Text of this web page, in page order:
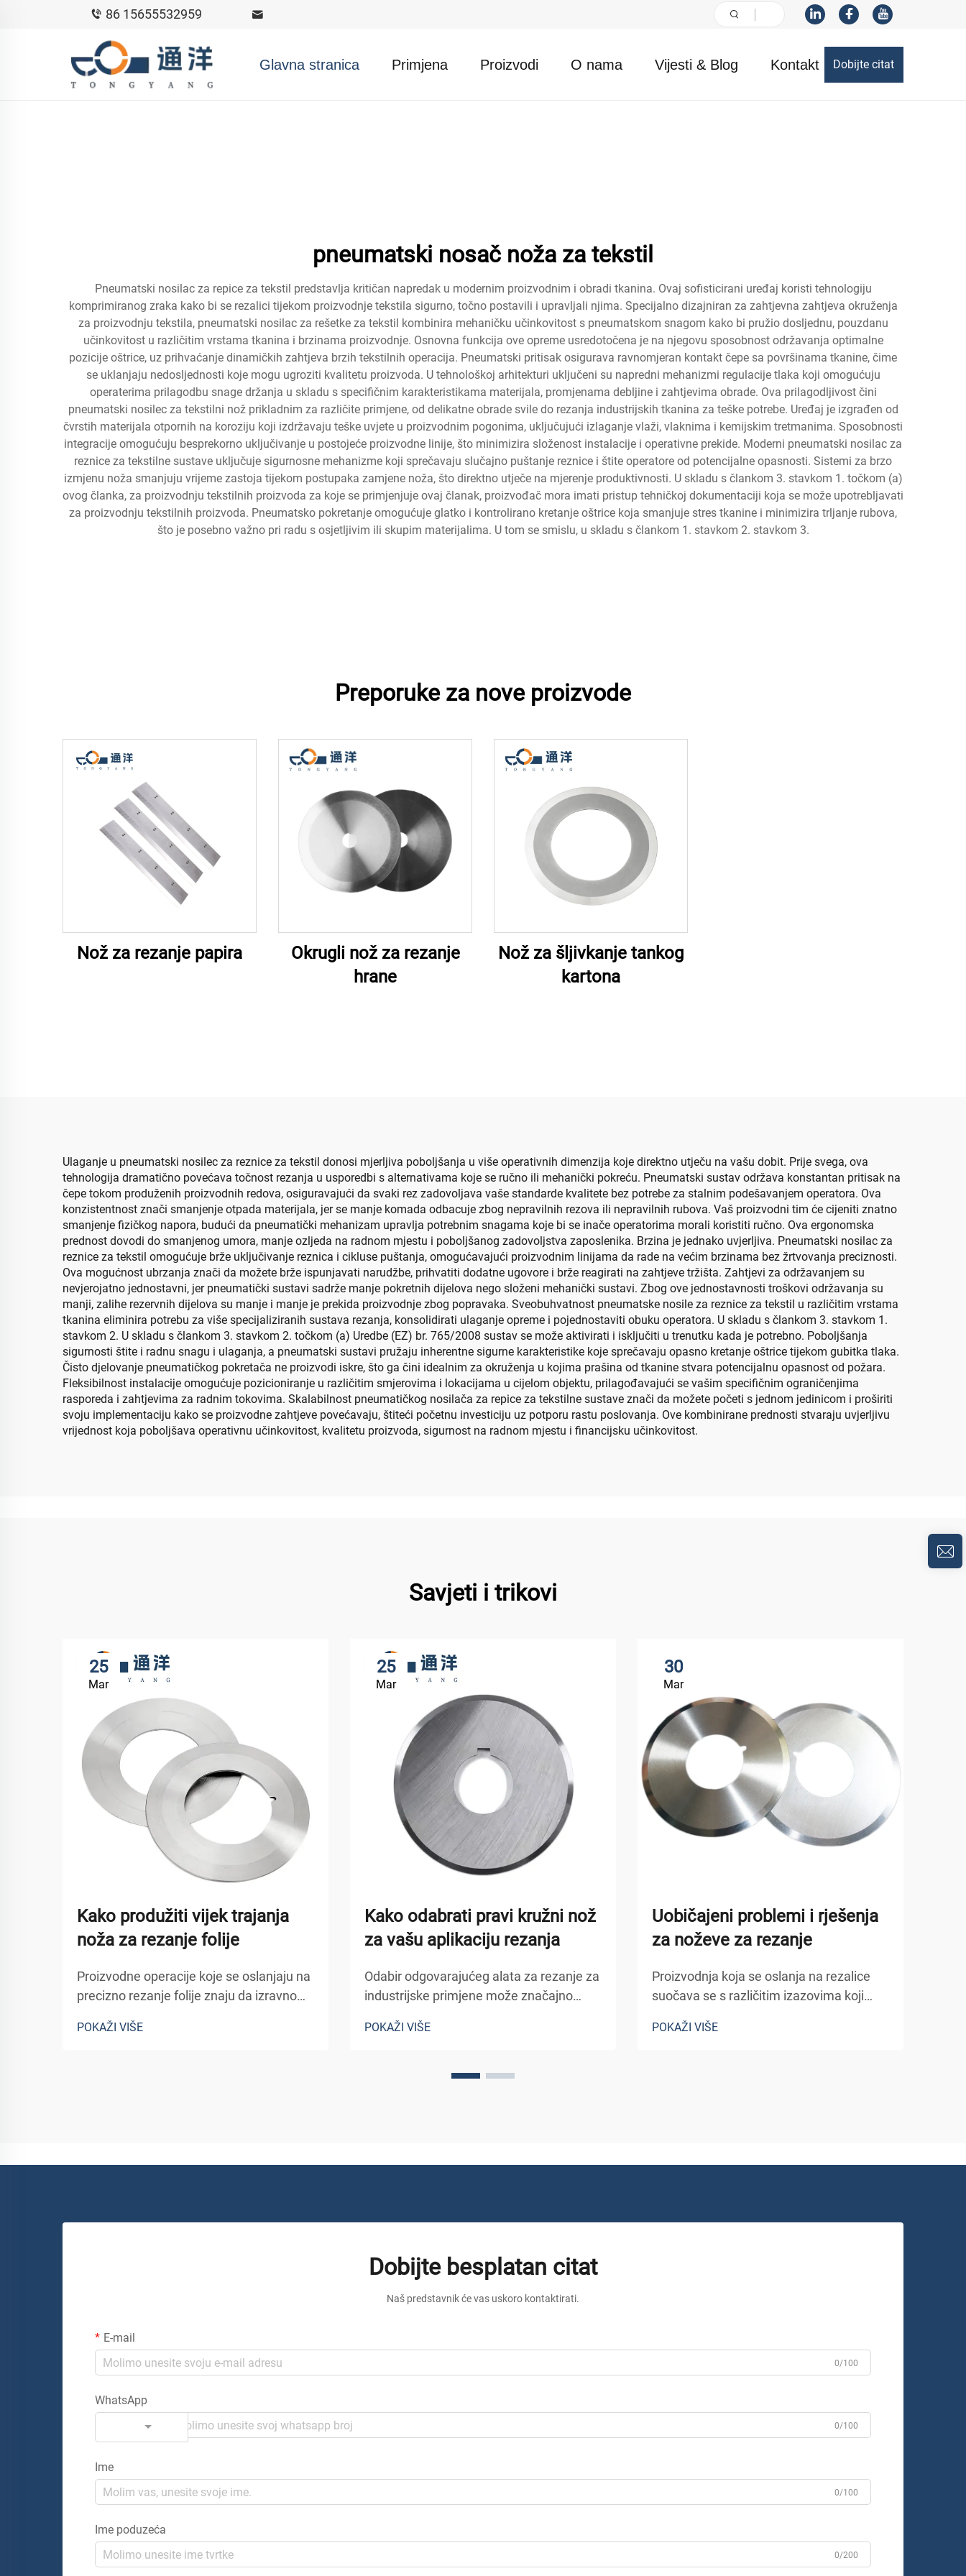
86 15655532959
Glavna stranica Primjena Proizvodi O nama Vijesti & Blog Kontakt Dobijte citat
pneumatski nosač noža za tekstil
Pneumatski nosilac za repice za tekstil predstavlja kritičan napredak u modernim proizvodnim i obradi tkanina. Ovaj sofisticirani uređaj koristi tehnologiju
komprimiranog zraka kako bi se rezalici tijekom proizvodnje tekstila sigurno, točno postavili i upravljali njima. Specijalno dizajniran za zahtjevna zahtjeva okruženja
za proizvodnju tekstila, pneumatski nosilac za rešetke za tekstil kombinira mehaničku učinkovitost s pneumatskom snagom kako bi pružio dosljednu, pouzdanu
učinkovitost u različitim vrstama tkanina i brzinama proizvodnje. Osnovna funkcija ove opreme usredotočena je na njegovu sposobnost održavanja optimalne
pozicije oštrice, uz prihvaćanje dinamičkih zahtjeva brzih tekstilnih operacija. Pneumatski pritisak osigurava ravnomjeran kontakt čepe sa površinama tkanine, čime
se uklanjaju nedosljednosti koje mogu ugroziti kvalitetu proizvoda. U tehnološkoj arhitekturi uključeni su napredni mehanizmi regulacije tlaka koji omogućuju
operaterima prilagodbu snage držanja u skladu s specifičnim karakteristikama materijala, promjenama debljine i zahtjevima obrade. Ova prilagodljivost čini
pneumatski nosilec za tekstilni nož prikladnim za različite primjene, od delikatne obrade svile do rezanja industrijskih tkanina za teške potrebe. Uređaj je izgrađen od
čvrstih materijala otpornih na koroziju koji izdržavaju teške uvjete u proizvodnim pogonima, uključujući izlaganje vlaži, vlaknima i kemijskim tretmanima. Sposobnosti
integracije omogućuju besprekorno uključivanje u postojeće proizvodne linije, što minimizira složenost instalacije i operativne prekide. Moderni pneumatski nosilac za
reznice za tekstilne sustave uključuje sigurnosne mehanizme koji sprečavaju slučajno puštanje reznice i štite operatore od potencijalne opasnosti. Sistemi za brzo
izmjenu noža smanjuju vrijeme zastoja tijekom postupaka zamjene noža, što direktno utječe na mjerenje produktivnosti. U skladu s člankom 3. stavkom 1. točkom (a)
ovog članka, za proizvodnju tekstilnih proizvoda za koje se primjenjuje ovaj članak, proizvođač mora imati pristup tehničkoj dokumentaciji koja se može upotrebljavati
za proizvodnju tekstilnih proizvoda. Pneumatsko pokretanje omogućuje glatko i kontrolirano kretanje oštrice koja smanjuje stres tkanine i minimizira trljanje rubova,
što je posebno važno pri radu s osjetljivim ili skupim materijalima. U tom se smislu, u skladu s člankom 1. stavkom 2. stavkom 3.
Preporuke za nove proizvode
Nož za rezanje papira
Okrugli nož za rezanje
hrane
Nož za šljivkanje tankog
kartona
Ulaganje u pneumatski nosilec za reznice za tekstil donosi mjerljiva poboljšanja u više operativnih dimenzija koje direktno utječu na vašu dobit. Prije svega, ova
tehnologija dramatično povećava točnost rezanja u usporedbi s alternativama koje se ručno ili mehanički pokreću. Pneumatski sustav održava konstantan pritisak na
čepe tokom produženih proizvodnih redova, osiguravajući da svaki rez zadovoljava vaše standarde kvalitete bez potrebe za stalnim podešavanjem operatora. Ova
konzistentnost znači smanjenje otpada materijala, jer se manje komada odbacuje zbog nepravilnih rezova ili nepravilnih rubova. Vaš proizvodni tim će cijeniti znatno
smanjenje fizičkog napora, budući da pneumatički mehanizam upravlja potrebnim snagama koje bi se inače operatorima morali koristiti ručno. Ova ergonomska
prednost dovodi do smanjenog umora, manje ozljeda na radnom mjestu i poboljšanog zadovoljstva zaposlenika. Brzina je jednako uvjerljiva. Pneumatski nosilac za
reznice za tekstil omogućuje brže uključivanje reznica i cikluse puštanja, omogućavajući proizvodnim linijama da rade na većim brzinama bez žrtvovanja preciznosti.
Ova mogućnost ubrzanja znači da možete brže ispunjavati narudžbe, prihvatiti dodatne ugovore i brže reagirati na zahtjeve tržišta. Zahtjevi za održavanjem su
nevjerojatno jednostavni, jer pneumatički sustavi sadrže manje pokretnih dijelova nego složeni mehanički sustavi. Zbog ove jednostavnosti troškovi održavanja su
manji, zalihe rezervnih dijelova su manje i manje je prekida proizvodnje zbog popravaka. Sveobuhvatnost pneumatske nosile za reznice za tekstil u različitim vrstama
tkanina eliminira potrebu za više specijaliziranih sustava rezanja, konsolidirati ulaganje opreme i pojednostaviti obuku operatora. U skladu s člankom 3. stavkom 1.
stavkom 2. U skladu s člankom 3. stavkom 2. točkom (a) Uredbe (EZ) br. 765/2008 sustav se može aktivirati i isključiti u trenutku kada je potrebno. Poboljšanja
sigurnosti štite i radnu snagu i ulaganja, a pneumatski sustavi pružaju inherentne sigurne karakteristike koje sprečavaju opasno kretanje oštrice tijekom gubitka tlaka.
Čisto djelovanje pneumatičkog pokretača ne proizvodi iskre, što ga čini idealnim za okruženja u kojima prašina od tkanine stvara potencijalnu opasnost od požara.
Fleksibilnost instalacije omogućuje pozicioniranje u različitim smjerovima i lokacijama u cijelom objektu, prilagođavajući se vašim specifičnim ograničenjima
rasporeda i zahtjevima za radnim tokovima. Skalabilnost pneumatičkog nosilača za repice za tekstilne sustave znači da možete početi s jednom jedinicom i proširiti
svoju implementaciju kako se proizvodne zahtjeve povećavaju, štiteći početnu investiciju uz potporu rastu poslovanja. Ove kombinirane prednosti stvaraju uvjerljivu
vrijednost koja poboljšava operativnu učinkovitost, kvalitetu proizvoda, sigurnost na radnom mjestu i financijsku učinkovitost.
Savjeti i trikovi
25
Mar
Kako produžiti vijek trajanja
noža za rezanje folije
Proizvodne operacije koje se oslanjaju na
precizno rezanje folije znaju da izravno
kvalitetu proizvoda. Dobro održan nož za
POKAŽI VIŠE
25
Mar
Kako odabrati pravi kružni nož
za vašu aplikaciju rezanja
Odabir odgovarajućeg alata za rezanje za
industrijske primjene može značajno
proizvoda i operativne troškove. Među
dostupnim u proizvodnim okruženjima,
POKAŽI VIŠE
30
Mar
Uobičajeni problemi i rješenja
za noževe za rezanje
Proizvodnja koja se oslanja na rezalice
suočava se s različitim izazovima koji
proizvodnje, kvalitetu materijala i
POKAŽI VIŠE
Dobijte besplatan citat
Naš predstavnik će vas uskoro kontaktirati.
E-mail
0/100
WhatsApp
0/100
Ime
0/100
Ime poduzeća
0/200